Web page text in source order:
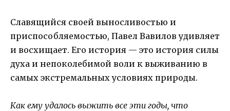
Славящийся своей выносливостью и
приспособляемостью, Павел Вавилов удивляет
и восхищает. Его история — это история силы
духа и непоколебимой воли к выживанию в
самых экстремальных условиях природы.
Как ему удалось выжить все эти годы, что